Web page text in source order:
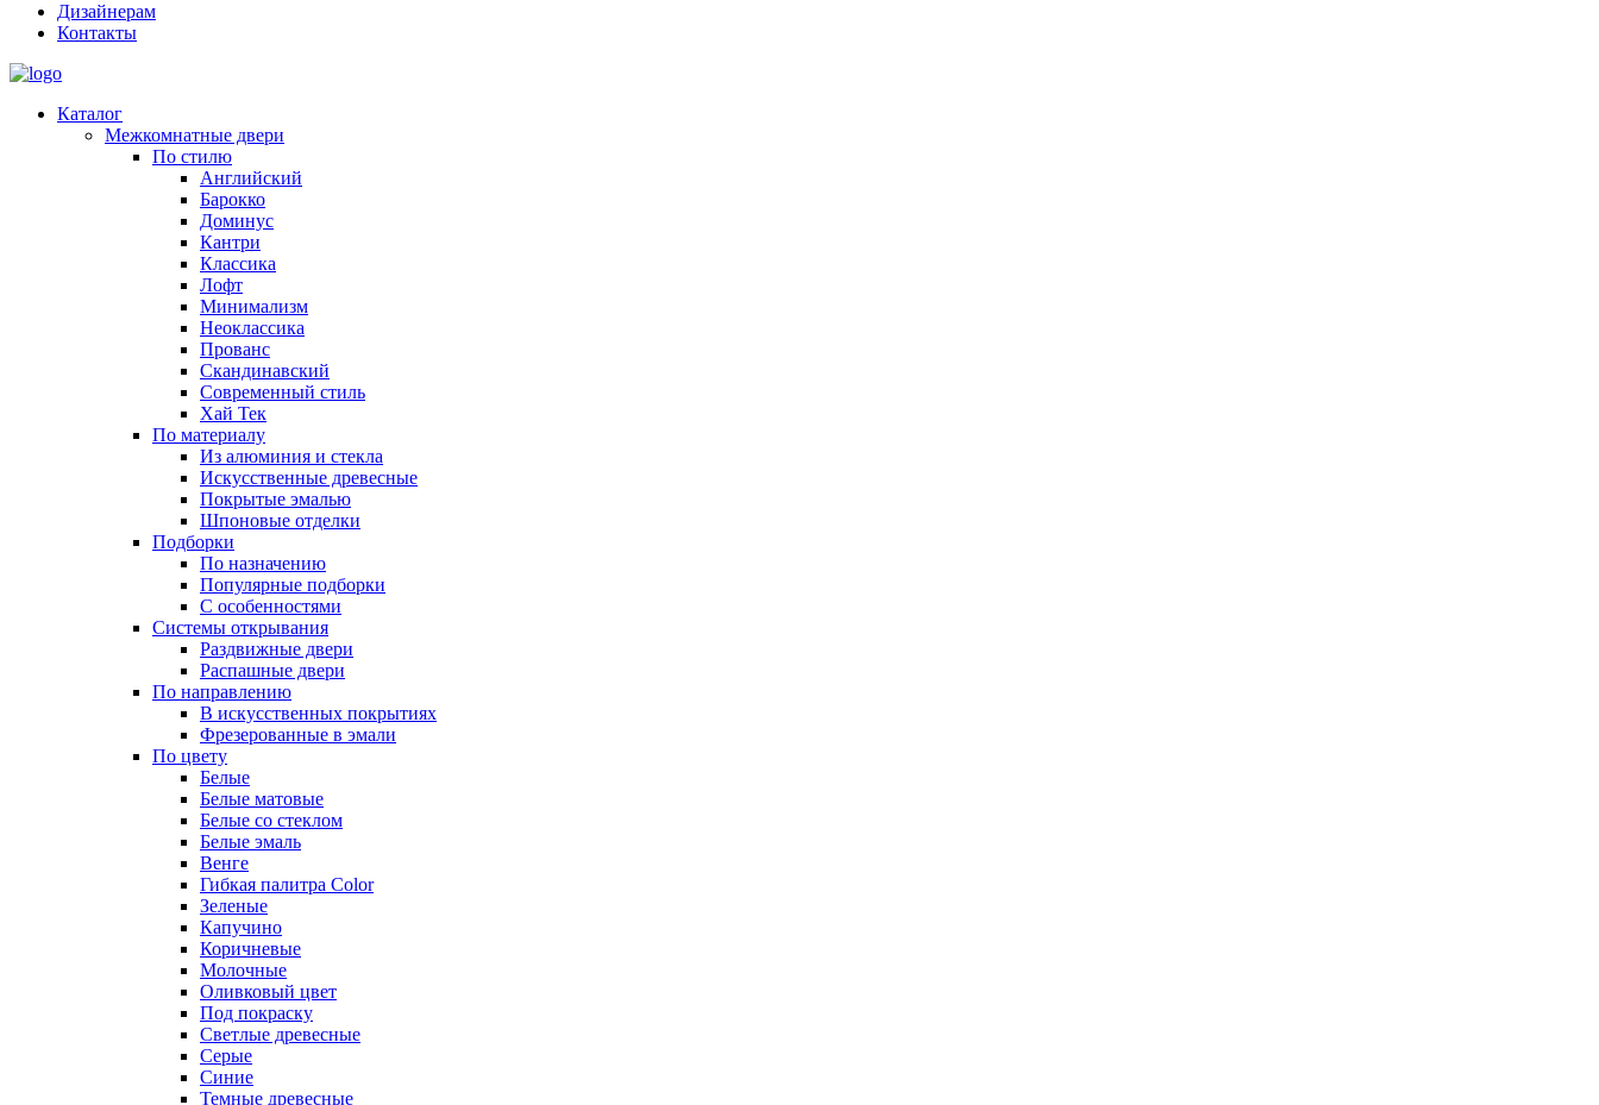
Дизайнерам
Контакты
Каталог
Межкомнатные двери
По стилю
Английский
Барокко
Доминус
Кантри
Классика
Лофт
Минимализм
Неоклассика
Прованс
Скандинавский
Современный стиль
Хай Тек
По материалу
Из алюминия и стекла
Искусственные древесные
Покрытые эмалью
Шпоновые отделки
Подборки
По назначению
Популярные подборки
С особенностями
Системы открывания
Раздвижные двери
Распашные двери
По направлению
В искусственных покрытиях
Фрезерованные в эмали
По цвету
Белые
Белые матовые
Белые со стеклом
Белые эмаль
Венге
Гибкая палитра Color
Зеленые
Капучино
Коричневые
Молочные
Оливковый цвет
Под покраску
Светлые древесные
Серые
Синие
Темные древесные